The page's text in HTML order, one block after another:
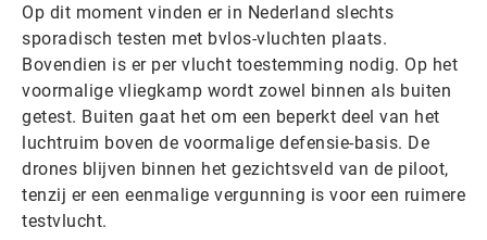
Op dit moment vinden er in Nederland slechts
sporadisch testen met bvlos-vluchten plaats.
Bovendien is er per vlucht toestemming nodig. Op het
voormalige vliegkamp wordt zowel binnen als buiten
getest. Buiten gaat het om een beperkt deel van het
luchtruim boven de voormalige defensie-basis. De
drones blijven binnen het gezichtsveld van de piloot,
tenzij er een eenmalige vergunning is voor een ruimere
testvlucht.